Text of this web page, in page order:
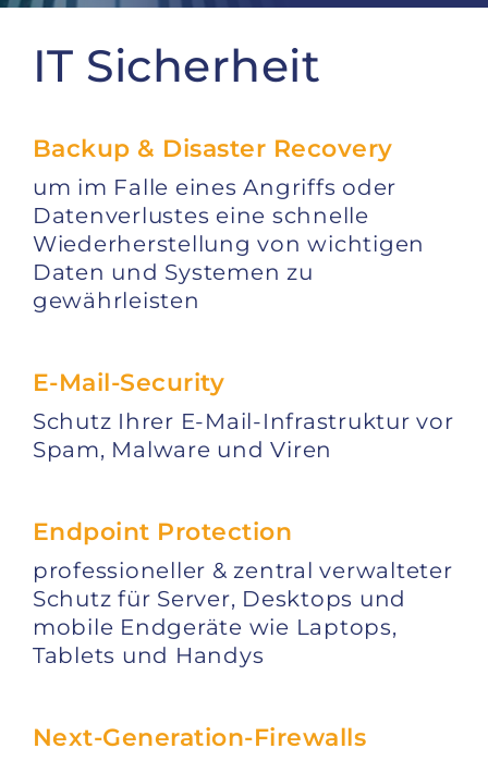
IT Sicherheit
Backup & Disaster Recovery
um im Falle eines Angriffs oder
Datenverlustes eine schnelle
Wiederherstellung von wichtigen
Daten und Systemen zu
gewährleisten
E-Mail-Security
Schutz Ihrer E-Mail-Infrastruktur vor
Spam, Malware und Viren
Endpoint Protection
professioneller & zentral verwalteter
Schutz für Server, Desktops und
mobile Endgeräte wie Laptops,
Tablets und Handys
Next-Generation-Firewalls